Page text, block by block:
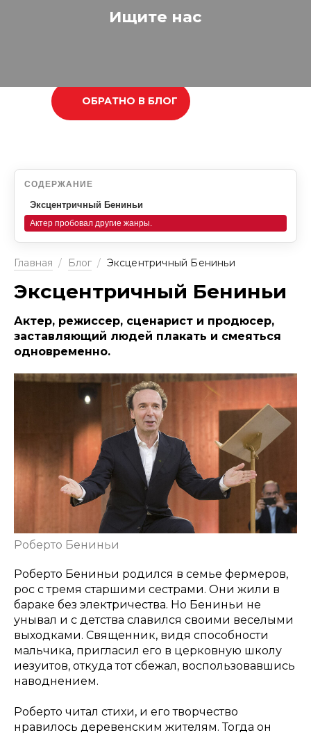
Ищите нас
ОБРАТНО В БЛОГ
СОДЕРЖАНИЕ
Эксцентричный Бениньи
Актер пробовал другие жанры.
Главная / Блог / Эксцентричный Бениньи
Эксцентричный Бениньи
Актер, режиссер, сценарист и продюсер,
заставляющий людей плакать и смеяться
одновременно.
Роберто Бениньи
Роберто Бениньи родился в семье фермеров,
рос с тремя старшими сестрами. Они жили в
бараке без электричества. Но Бениньи не
унывал и с детства славился своими веселыми
выходками. Священник, видя способности
мальчика, пригласил его в церковную школу
иезуитов, откуда тот сбежал, воспользовавшись
наводнением.
Роберто читал стихи, и его творчество
нравилось деревенским жителям. Тогда он